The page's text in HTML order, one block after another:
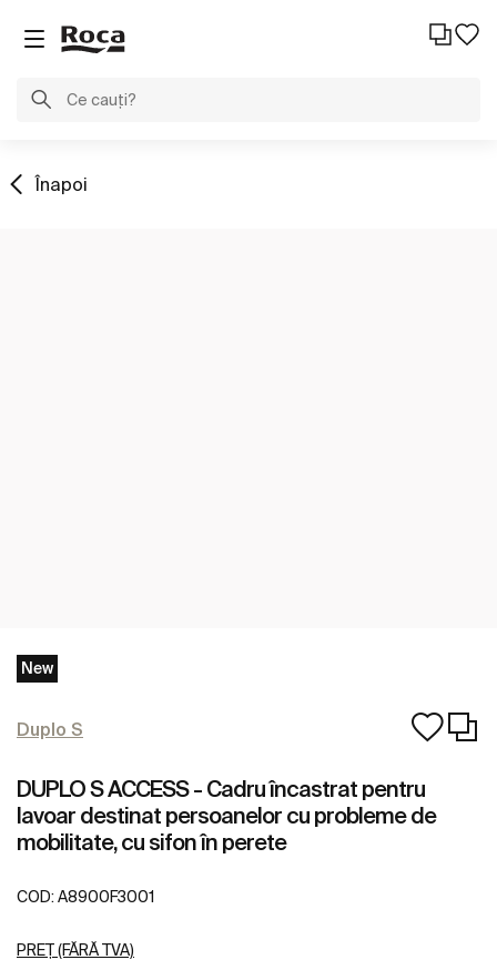
Înapoi
New
Duplo S
DUPLO S ACCESS - Cadru încastrat pentru
lavoar destinat persoanelor cu probleme de
mobilitate, cu sifon în perete
COD: A8900F3001
PREȚ (FĂRĂ TVA)